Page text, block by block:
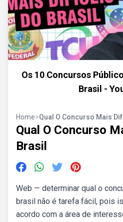
Os 10 Concursos
Brasil -
Home>Qual O Concurso Mais
Qual O Concurso
Brasil
Web — determinar qual o
brasil não é tarefa fácil, pois
acordo com a área de